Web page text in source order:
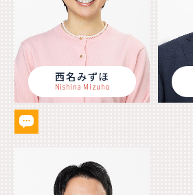
西名みずほ
Nishina Mizuho